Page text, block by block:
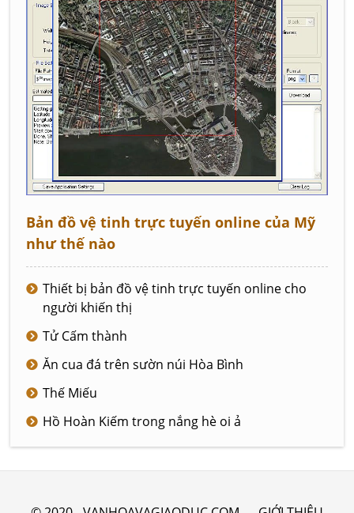
Bản đồ vệ tinh trực tuyến online của Mỹ
như thế nào
Thiết bị bản đồ vệ tinh trực tuyến online cho
người khiến thị
Tử Cấm thành
Ăn cua đá trên sườn núi Hòa Bình
Thế Miếu
Hồ Hoàn Kiếm trong nắng hè oi ả